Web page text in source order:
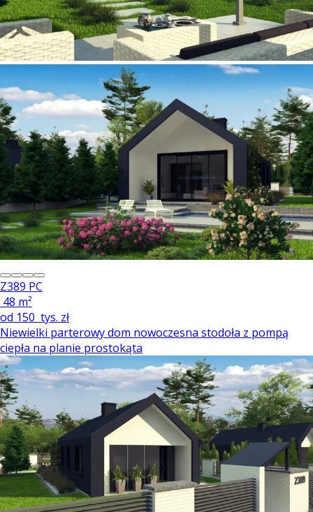
Z389 PC
48 m²
od 150 tys. zł
Niewielki parterowy dom nowoczesna stodoła z pompą
ciepła na planie prostokąta